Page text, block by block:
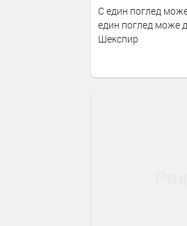
С един поглед
един поглед може
Шекспир